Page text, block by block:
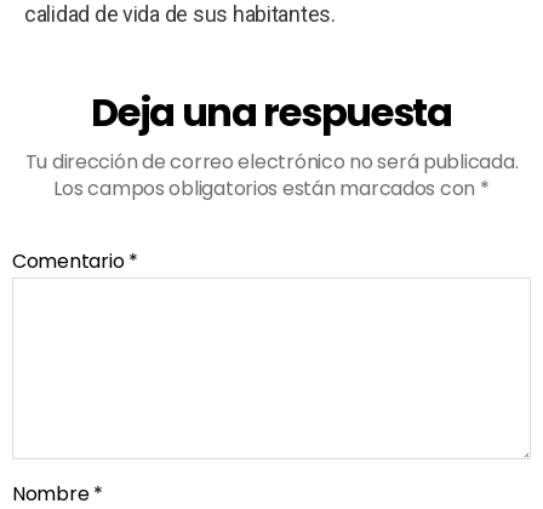
calidad de vida de sus habitantes.
Deja una respuesta
Tu dirección de correo electrónico no será publicada.
Los campos obligatorios están marcados con *
Comentario*
Nombre*